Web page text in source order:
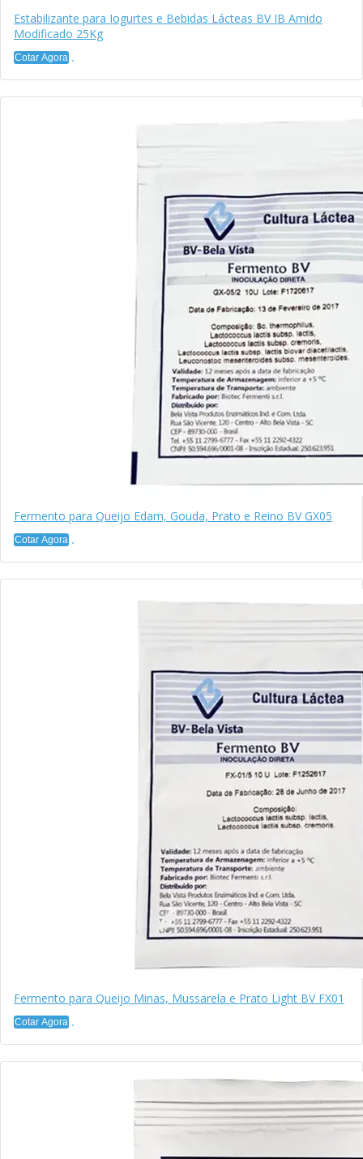
Estabilizante para Iogurtes e Bebidas Lácteas BV IB Amido
Modificado 25Kg
Cotar Agora
Fermento para Queijo Edam, Gouda, Prato e Reino BV GX05
Cotar Agora
Fermento para Queijo Minas, Mussarela e Prato Light BV FX01
Cotar Agora